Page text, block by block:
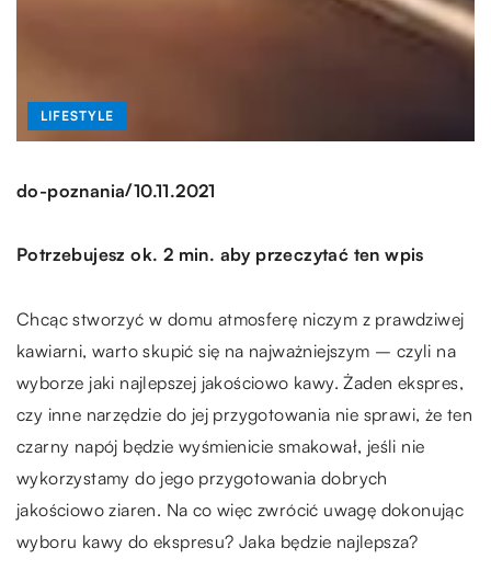
LIFESTYLE
do-poznania/10.11.2021
Potrzebujesz ok. 2 min. aby przeczytać ten wpis
Chcąc stworzyć w domu atmosferę niczym z prawdziwej
kawiarni, warto skupić się na najważniejszym – czyli na
wyborze jaki najlepszej jakościowo kawy. Żaden ekspres,
czy inne narzędzie do jej przygotowania nie sprawi, że ten
czarny napój będzie wyśmienicie smakował, jeśli nie
wykorzystamy do jego przygotowania dobrych
jakościowo ziaren. Na co więc zwrócić uwagę dokonując
wyboru kawy do ekspresu? Jaka będzie najlepsza?